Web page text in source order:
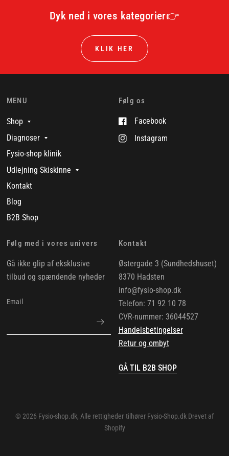
Dyk ned i vores kategorier👉
KLIK HER
MENU
Shop
Diagnoser
Fysio-shop klinik
Udlejning Skiskinne
Kontakt
Blog
B2B Shop
Følg os
Facebook
Instagram
Følg med i vores univers
Gå ikke glip af eksklusive
tilbud og spændende nyheder
Email
Kontakt
Østergade 3 (Sundhedshuset)
8370 Hadsten
info@fysio-shop.dk
Telefon: 71 92 10 78
CVR-nummer: 36044527
Handelsbetingelser
Retur og ombyt
GÅ TIL B2B SHOP
© 2026 Fysio-shop.dk, Alle rettigheder tilhører Fysio-Shop.dk Drevet af
Shopify